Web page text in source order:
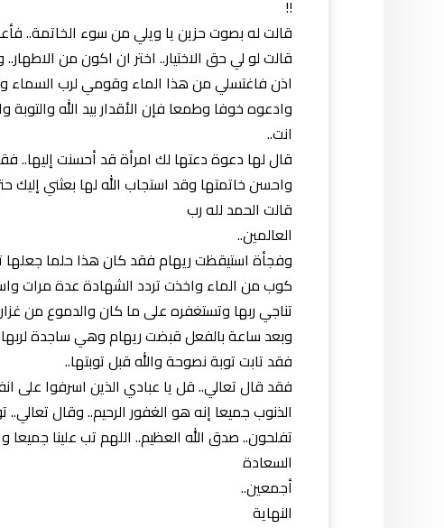
!!
قالت له بصوت حزين يا ويلي من سوء الخاتمة..
قالت لو لي حق الاختيار.. اختر ان اكون من الاطهار..
اذن فاغتسلي من هذا الماء وقومي لرب
وادعوه خوفا وطمعا فإن الأقدار بيد الله والتوبة
انت..
قال لها دعوة دعتها لك امرأة قد أحسنت إليها..
واحسن خاتمتها وقد استجاب الله لها بعثني إليك
قالت الحمد لله رب
العالمين..
وفجأة استيقظت ريهام فقد كان هذا حلما جعلها
كوب من الماء واخذت تردد الشهادة عدة مرات
تناجي ربها وتستغفره على ما كان والدموع من
وبعد ساعة بالفعل قبضت ريهام وهي ساجدة
فقد تابت توبة نصوحة والله قبل توبتها..
فقد قال تعالي.. قل يا عبادي الذين اسرفوا على
الذنوب جميعا إنه هو الغفور الرحيم.. وقال تعالي..
تفلحون.. صدق الله العظيم.. اللهم تب علينا جميعا
السعادة
أجمعين..
النهاية